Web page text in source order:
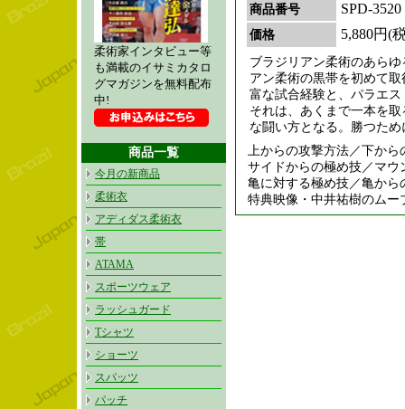
柔術家インタビュー等
も満載のイサミカタロ
グマガジンを無料配布
中!
商品一覧
今月の新商品
柔術衣
アディダス柔術衣
帯
ATAMA
スポーツウェア
ラッシュガード
Tシャツ
ショーツ
スパッツ
パッチ
商品番号 SPD-3520
価格 5,880円(
ブラジリアン柔術のあら
アン柔術の黒帯を初めて
富な試合経験と、パラエ
それは、あくまで一本を
な闘い方となる。勝つた
上からの攻撃方法／下から
サイドからの極め技／マウ
亀に対する極め技／亀から
特典映像・中井祐樹のムー